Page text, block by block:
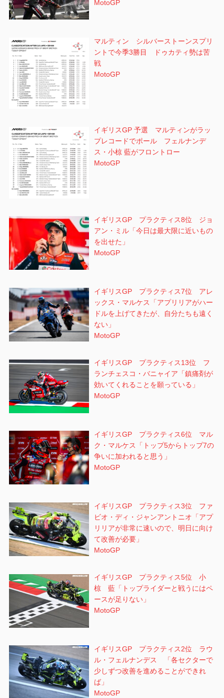
MotoGP
マルティン シルバーストーンスプリ
ントで今季3勝目 ドゥカティ勢は苦
戦
MotoGP
イギリスGP 予選 マルティンがラッ
プレコードでポール フェルナンデ
ス・小椋 藍がフロントロー
MotoGP
イギリスGP プラクティス8位 ジョ
アン・ミル「今日は最大限に近いもの
を出せた」
MotoGP
イギリスGP プラクティス7位 アレ
ックス・マルケス「アプリリアがハー
ドルを上げてきたが、自分たちも遠く
ない」
MotoGP
イギリスGP プラクティス13位 フ
ランチェスコ・バニャイア「鎮痛剤が
効いてくれることを願っている」
MotoGP
イギリスGP プラクティス6位 マル
ク・マルケス「トップ5からトップ7の
争いに加われると思う」
MotoGP
イギリスGP プラクティス3位 ファ
ビオ・ディ・ジャンアントニオ「アプ
リリアが非常に速いので、明日に向け
て改善が必要」
MotoGP
イギリスGP プラクティス5位 小
椋 藍「トップライダーと戦うにはペ
ースが足りない」
MotoGP
イギリスGP プラクティス2位 ラウ
ル・フェルナンデス 「各セクターで
少しずつ改善を進めることができれ
ば」
MotoGP